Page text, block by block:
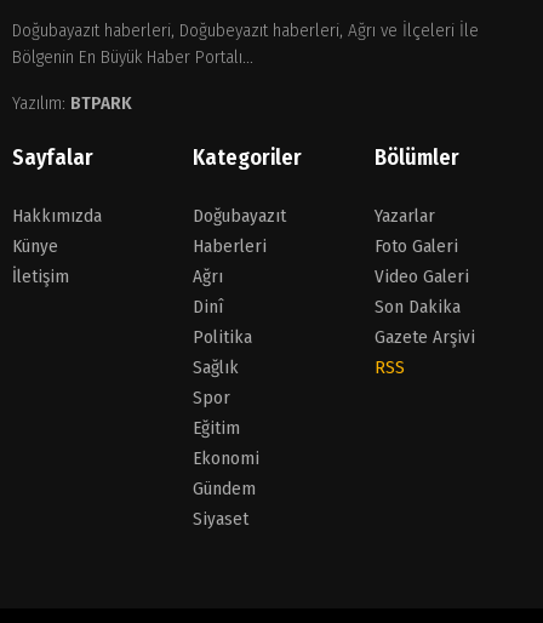
Doğubayazıt haberleri, Doğubeyazıt haberleri, Ağrı ve İlçeleri İle
Bölgenin En Büyük Haber Portalı...
Yazılım: BTPARK
Sayfalar
Hakkımızda
Künye
İletişim
Kategoriler
Doğubayazıt
Haberleri
Ağrı
Dinî
Politika
Sağlık
Spor
Eğitim
Ekonomi
Gündem
Siyaset
Bölümler
Yazarlar
Foto Galeri
Video Galeri
Son Dakika
Gazete Arşivi
RSS